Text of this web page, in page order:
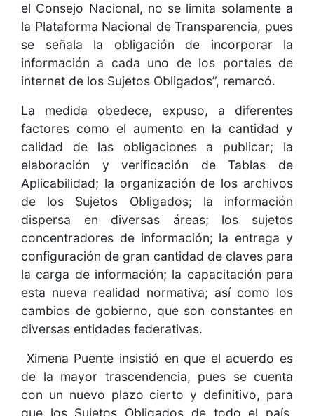
el Consejo Nacional, no se limita solamente a
la Plataforma Nacional de Transparencia, pues
se señala la obligación de incorporar la
información a cada uno de los portales de
internet de los Sujetos Obligados”, remarcó.
La medida obedece, expuso, a diferentes
factores como el aumento en la cantidad y
calidad de las obligaciones a publicar; la
elaboración y verificación de Tablas de
Aplicabilidad; la organización de los archivos
de los Sujetos Obligados; la información
dispersa en diversas áreas; los sujetos
concentradores de información; la entrega y
configuración de gran cantidad de claves para
la carga de información; la capacitación para
esta nueva realidad normativa; así como los
cambios de gobierno, que son constantes en
diversas entidades federativas.
Ximena Puente insistió en que el acuerdo es
de la mayor trascendencia, pues se cuenta
con un nuevo plazo cierto y definitivo, para
que los Sujetos Obligados de todo el país,